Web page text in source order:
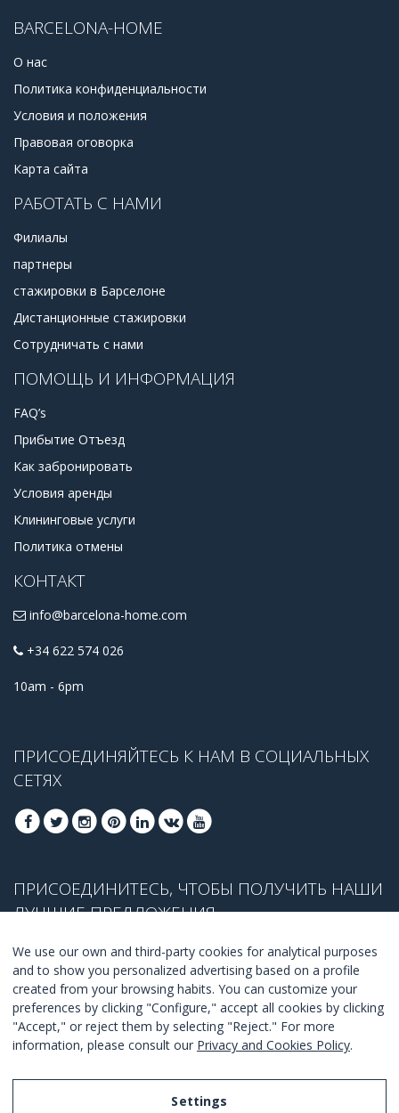
BARCELONA-HOME
О нас
Политика конфиденциальности
Условия и положения
Правовая оговорка
Карта сайта
РАБОТАТЬ С НАМИ
Филиалы
партнеры
стажировки в Барселоне
Дистанционные стажировки
Сотрудничать с нами
ПОМОЩЬ И ИНФОРМАЦИЯ
FAQ’s
Прибытие Отъезд
Как забронировать
Условия аренды
Клининговые услуги
Политика отмены
КОНТАКТ
info@barcelona-home.com
+34 622 574 026
10am - 6pm
ПРИСОЕДИНЯЙТЕСЬ К НАМ В СОЦИАЛЬНЫХ
СЕТЯХ
ПРИСОЕДИНИТЕСЬ, ЧТОБЫ ПОЛУЧИТЬ НАШИ
ЛУЧШИЕ ПРЕДЛОЖЕНИЯ
ПРИСОЕДЕНИТЬСЯ
Я согласен справилами и условиями.
We use our own and third-party cookies for analytical purposes
and to show you personalized advertising based on a profile
created from your browsing habits. You can customize your
preferences by clicking "Configure," accept all cookies by clicking
"Accept," or reject them by selecting "Reject." For more
information, please consult our Privacy and Cookies Policy.
Settings